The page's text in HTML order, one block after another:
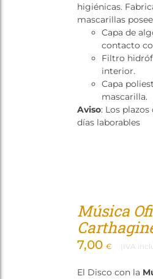
higiénicas.
mascarillas
Capa de
contacto
Filtro
interior.
Capa
mascarilla.
Aviso: Los
días laborables
Música
7,00 € (IVA
El Disco con la